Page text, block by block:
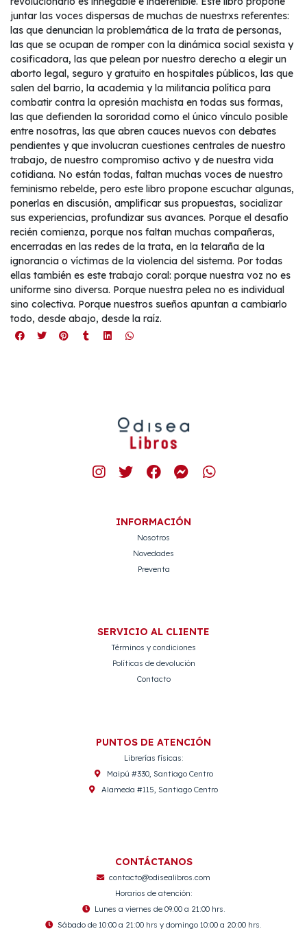
juntar las voces dispersas de muchas de nuestrxs referentes:
las que denuncian la problemática de la trata de personas,
las que se ocupan de romper con la dinámica social sexista y
cosificadora, las que pelean por nuestro derecho a elegir un
aborto legal, seguro y gratuito en hospitales públicos, las que
salen del barrio, la academia y la militancia política para
combatir contra la opresión machista en todas sus formas,
las que defienden la sororidad como el único vínculo posible
entre nosotras, las que abren cauces nuevos con debates
pendientes y que involucran cuestiones centrales de nuestro
trabajo, de nuestro compromiso activo y de nuestra vida
cotidiana. No están todas, faltan muchas voces de nuestro
feminismo rebelde, pero este libro propone escuchar algunas,
ponerlas en discusión, amplificar sus propuestas, socializar
sus experiencias, profundizar sus avances. Porque el desafío
recién comienza, porque nos faltan muchas compañeras,
encerradas en las redes de la trata, en la telaraña de la
ignorancia o víctimas de la violencia del sistema. Por todas
ellas también es este trabajo coral: porque nuestra voz no es
uniforme sino diversa. Porque nuestra pelea no es individual
sino colectiva. Porque nuestros sueños apuntan a cambiarlo
todo, desde abajo, desde la raíz.
INFORMACIÓN
Nosotros
Novedades
Preventa
SERVICIO AL CLIENTE
Términos y condiciones
Políticas de devolución
Contacto
PUNTOS DE ATENCIÓN
Librerías físicas:
Maipú #330, Santiago Centro
Alameda #115, Santiago Centro
CONTÁCTANOS
contacto@odisealibros.com
Horarios de atención:
Lunes a viernes de 09:00 a 21:00 hrs.
Sábado de 10:00 a 21:00 hrs y domingo 10:00 a 20:00 hrs.